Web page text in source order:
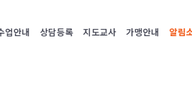
업안내 상담등록 지도교사 가맹안내 알림